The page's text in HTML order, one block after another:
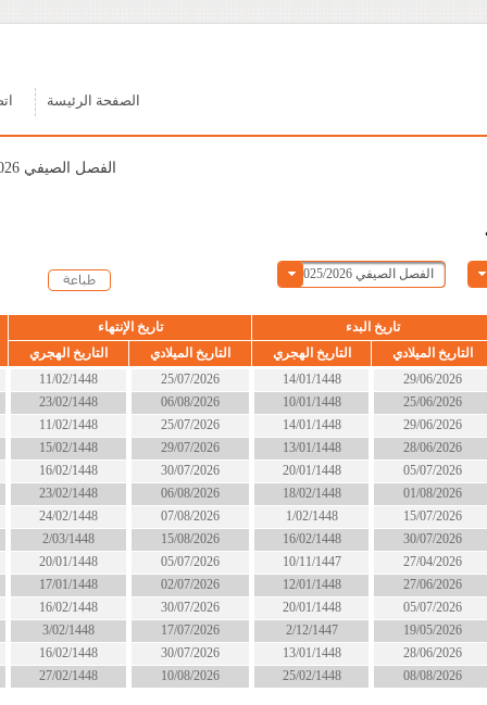
اتصل بنا
الحالة
التاريخ الهجري
التاريخ الميلادي
التاريخ الهجري
14/01/1448
10/01/1448
14/01/1448
13/01/1448
20/01/1448
18/02/1448
1/02/1448
16/02/1448
10/11/1447
12/01/1448
20/01/1448
2/12/1447
13/01/1448
25/02/1448
25/07/2026
06/08/2026
25/07/2026
29/07/2026
30/07/2026
06/08/2026
07/08/2026
15/08/2026
05/07/2026
02/07/2026
30/07/2026
17/07/2026
30/07/2026
10/08/2026
11/02/1448
23/02/1448
11/02/1448
15/02/1448
16/02/1448
23/02/1448
24/02/1448
2/03/1448
20/01/1448
17/01/1448
16/02/1448
3/02/1448
16/02/1448
27/02/1448